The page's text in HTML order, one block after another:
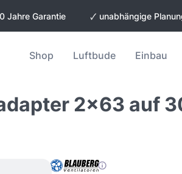
Jahre Garantie 🗸 unabhängige
Shop Luftbude Einbau
2x63 auf